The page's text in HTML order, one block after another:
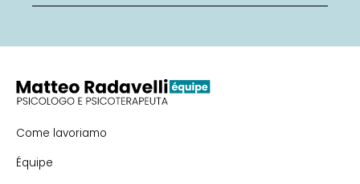
Come lavoriamo
Équipe